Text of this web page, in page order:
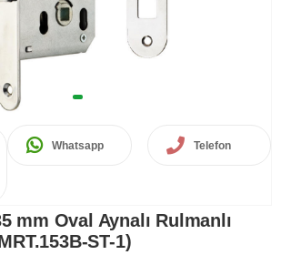
Whatsapp Telefon
mm Oval Aynalı Rulmanlı
ST-1)